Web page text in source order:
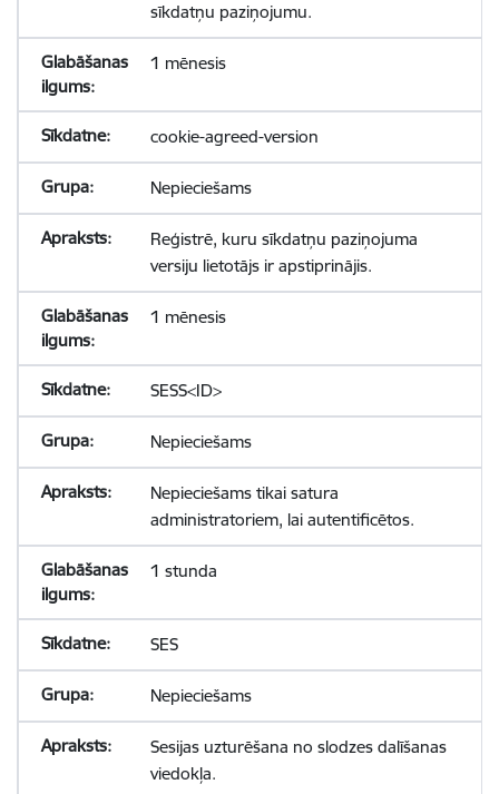
sīkdatņu paziņojumu.
1 mēnesis
cookie-agreed-version
Nepieciešams
Reģistrē, kuru sīkdatņu paziņojuma
versiju lietotājs ir apstiprinājis.
1 mēnesis
SESS<ID>
Nepieciešams
Nepieciešams tikai satura
administratoriem, lai autentificētos.
1 stunda
SES
Nepieciešams
Sesijas uzturēšana no slodzes dalīšanas
viedokļa.